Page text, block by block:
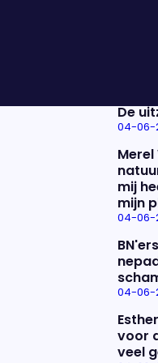
De
04-06-
mij
mijn
04-06-
04-06-
voor
veel